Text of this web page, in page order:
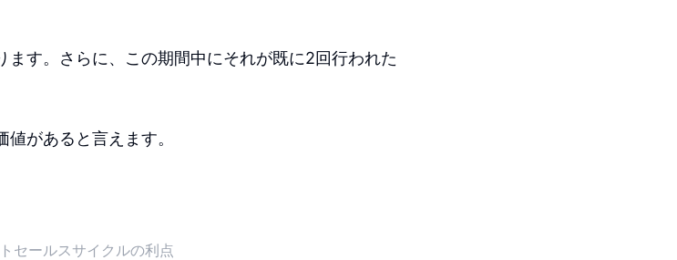
ます。さらに、この期間中にそれが既に2回行われた
があると言えます。
セールスサイクルの利点